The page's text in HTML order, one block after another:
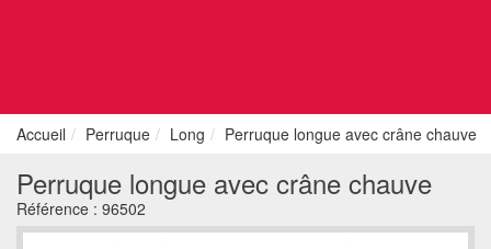
Accueil Perruque Long Perruque longue avec crâne chauve
Perruque longue avec crâne chauve
Référence : 96502